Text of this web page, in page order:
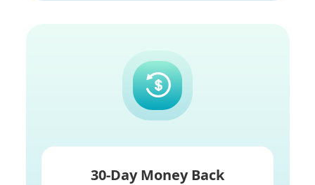
30-Day Money Back